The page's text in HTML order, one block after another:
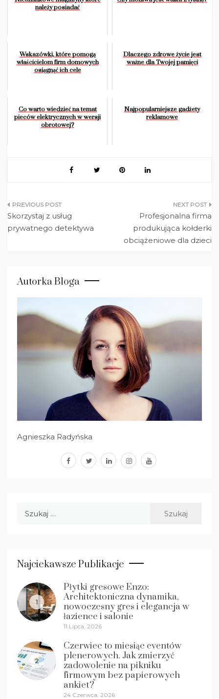
należy posiadać
Wskazówki, które pomogą
właścicielom firm domowych
osiągnąć ich cele
Dlaczego zdrowe życie jest
ważne dla Twojej pamięci
Co warto wiedzieć na temat
pieców elektrycznych w wersji
obrotowej?
Najpopularniejsze gadżety
reklamowe
Nawigacja
wpisu
Skorzystaj z usług
prywatnego detektywa
Profesjonalna firma
produkująca kołderki
obciążeniowe dla dzieci
Autorka Bloga
Agnieszka Radyńska
facebook
twitterlinkedininstagram
youtube
Najciekawsze Publikacje
1
Płytki gresowe Enzo:
Architektoniczna dynamika,
nowoczesny gres i elegancja w
łazience i salonie
11 Lipca, 2026
2
Czerwiec to miesiąc eventów
plenerowych. Jak zmierzyć
zadowolenie na pikniku
firmowym bez papierowych
ankiet?
24 Czerwca, 2026